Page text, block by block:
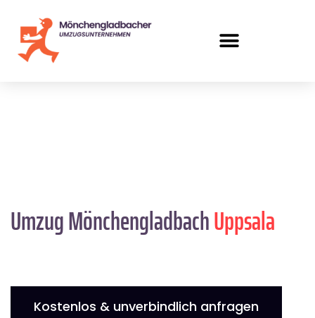
Umzug MönchengladbachUppsala
Kostenlos & unverbindlich anfragen